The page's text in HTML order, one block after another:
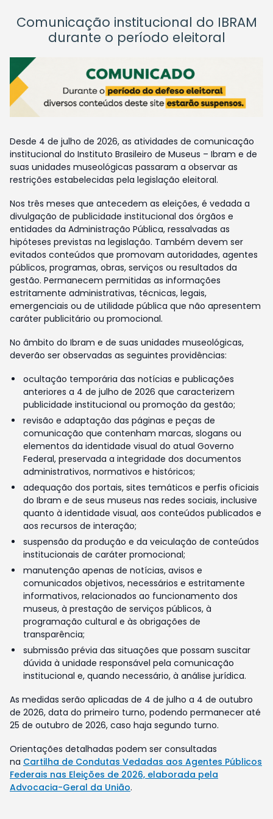
Comunicação institucional do IBRAM
durante o período eleitoral
Desde 4 de julho de 2026, as atividades de comunicação
institucional do Instituto Brasileiro de Museus – Ibram e de
suas unidades museológicas passaram a observar as
restrições estabelecidas pela legislação eleitoral.
Nos três meses que antecedem as eleições, é vedada a
divulgação de publicidade institucional dos órgãos e
entidades da Administração Pública, ressalvadas as
hipóteses previstas na legislação. Também devem ser
evitados conteúdos que promovam autoridades, agentes
públicos, programas, obras, serviços ou resultados da
gestão. Permanecem permitidas as informações
estritamente administrativas, técnicas, legais,
emergenciais ou de utilidade pública que não apresentem
caráter publicitário ou promocional.
No âmbito do Ibram e de suas unidades museológicas,
deverão ser observadas as seguintes providências:
ocultação temporária das notícias e publicações
anteriores a 4 de julho de 2026 que caracterizem
publicidade institucional ou promoção da gestão;
revisão e adaptação das páginas e peças de
comunicação que contenham marcas, slogans ou
elementos da identidade visual do atual Governo
Federal, preservada a integridade dos documentos
administrativos, normativos e históricos;
adequação dos portais, sites temáticos e perfis oficiais
do Ibram e de seus museus nas redes sociais, inclusive
quanto à identidade visual, aos conteúdos publicados e
aos recursos de interação;
suspensão da produção e da veiculação de conteúdos
institucionais de caráter promocional;
manutenção apenas de notícias, avisos e
comunicados objetivos, necessários e estritamente
informativos, relacionados ao funcionamento dos
museus, à prestação de serviços públicos, à
programação cultural e às obrigações de
transparência;
submissão prévia das situações que possam suscitar
dúvida à unidade responsável pela comunicação
institucional e, quando necessário, à análise jurídica.
As medidas serão aplicadas de 4 de julho a 4 de outubro
de 2026, data do primeiro turno, podendo permanecer até
25 de outubro de 2026, caso haja segundo turno.
Orientações detalhadas podem ser consultadas
na Cartilha de Condutas Vedadas aos Agentes Públicos
Federais nas Eleições de 2026, elaborada pela
Advocacia-Geral da União.